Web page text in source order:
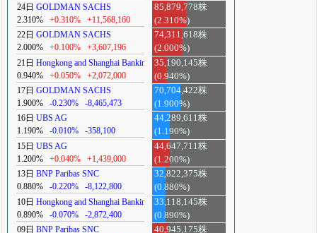
24日 GOLDMAN SACHS
2.310%
+0.310% +11,568,160
85,879,778株
(2.310%)
22日 GOLDMAN SACHS
2.000%
+0.100% +3,607,196
74,311,618株
(2.000%)
21日 Hongkong and Shanghai Banking
0.940%
+0.050% +2,072,000
35,190,145株
(0.940%)
17日 GOLDMAN SACHS
1.900%
-0.230% -8,465,473
70,704,422株
(1.900%)
16日 UBS AG
1.190%
-0.010% -358,100
44,289,611株
(1.190%)
15日 UBS AG
1.200%
+0.040% +1,439,000
44,647,711株
(1.200%)
13日 BNP Paribas SNC
0.880%
-0.220% -8,122,800
32,822,375株
(0.880%)
10日 Hongkong and Shanghai Banking
0.890%
-0.070% -2,872,400
33,118,145株
(0.890%)
09日 BNP Paribas SNC
40,945,175株